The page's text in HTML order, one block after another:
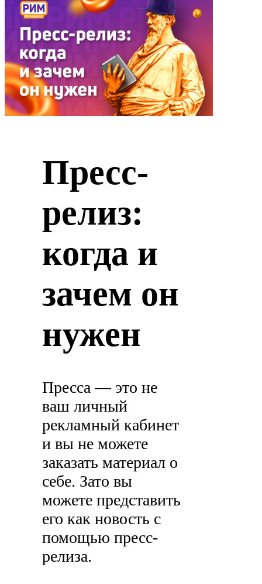
Пресс-
релиз:
когда и
зачем он
нужен
Пресса — это не
ваш личный
рекламный кабинет
и вы не можете
заказать материал о
себе. Зато вы
можете представить
его как новость с
помощью пресс-
релиза.